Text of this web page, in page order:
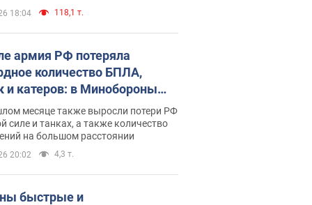
18:04 118,1 т.
армия РФ потеряла
количество БПЛА,
и катеров: в Минобороны
статистику
месяце также выросли потери РФ
силе и танках, а также количество
на большом расстоянии
20:02 4,3 т.
быстрые и